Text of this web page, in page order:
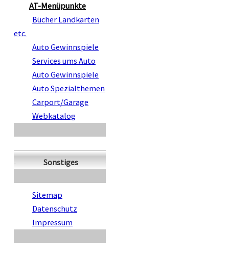
AT-Menüpunkte
Bücher Landkarten
etc.
Auto Gewinnspiele
Services ums Auto
Auto Gewinnspiele
Auto Spezialthemen
Carport/Garage
Webkatalog
Sonstiges
Sitemap
Datenschutz
Impressum